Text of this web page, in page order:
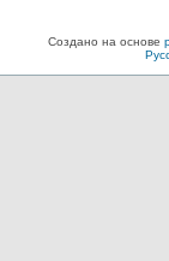
Создано на основе